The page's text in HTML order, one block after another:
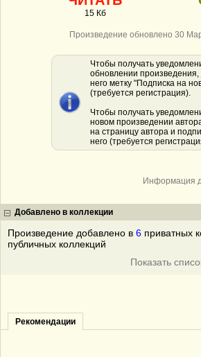
15 Кб
Произведение обновлено 30
Чтобы получать
обновлении произведения,
него метку "Подписка на
(требуется регистрация).
Чтобы получать
новом произведении
на страницу автора и
него (требуется
Информация
Добавлено в коллекции
Произведение добавлено в 6 приватных
публичных коллекций
Показать
Рекомендации